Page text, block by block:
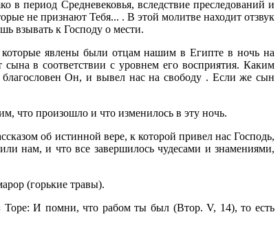
в период Средневековья, вследствие преследований и
не признают Тебя... . В этой молитве находит отзвук
взывать к Господу о мести.
которые явлены были отцам нашим в Египте в ночь на
в соответствии с уровнем его восприятия. Каким
Он, и вывел нас на свободу . Если же сын
что произошло и что изменилось в эту ночь.
об истинной вере, к которой привел нас Господь,
нам, и что все завершилось чудесами и знамениями,
(горькие травы).
Торе: И помни, что рабом ты был (Втор. V, 14), то есть